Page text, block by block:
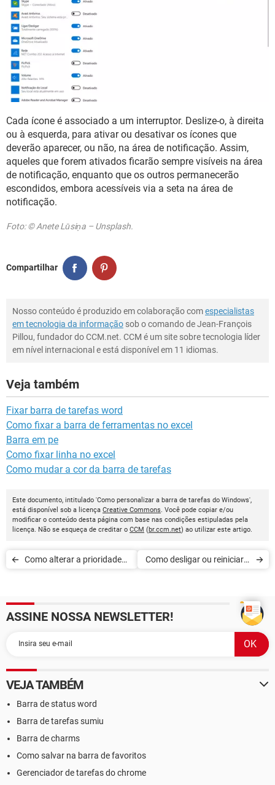
Cada ícone é associado a um interruptor. Deslize-o, à direita
ou à esquerda, para ativar ou desativar os ícones que
deverão aparecer, ou não, na área de notificação. Assim,
aqueles que forem ativados ficarão sempre visíveis na área
de notificação, enquanto que os outros permanecerão
escondidos, embora acessíveis via a seta na área de
notificação.
Foto: © Anete Lūsiņa – Unsplash.
Compartilhar
Nosso conteúdo é produzido em colaboração comespecialistas
em tecnologia da informação sob o comando de Jean-François
Pillou, fundador do CCM.net. CCM é um site sobre tecnologia líder
em nível internacional e está disponível em 11 idiomas.
Veja também
Fixar barra de tarefas word
Como fixar a barra de ferramentas no excel
Barra em pe
Como fixar linha no excel
Como mudar a cor da barra de tarefas
Este documento, intitulado 'Como personalizar a barra de tarefas do Windows',
está disponível sob a licença Creative Commons. Você pode copiar e/ou
modificar o conteúdo desta página com base nas condições estipuladas pela
licença. Não se esqueça de creditar o CCM (br.ccm.net) ao utilizar este artigo.
Como alterar a prioridade
Como desligar ou reiniciar o
ASSINE NOSSA NEWSLETTER!
VEJA TAMBÉM
Barra de status word
Barra de tarefas sumiu
Barra de charms
Como salvar na barra de favoritos
Gerenciador de tarefas do chrome